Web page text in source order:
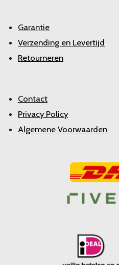
Garantie
Verzending en Levertijd
Retourneren
Contact
Privacy Policy
Algemene Voorwaarden